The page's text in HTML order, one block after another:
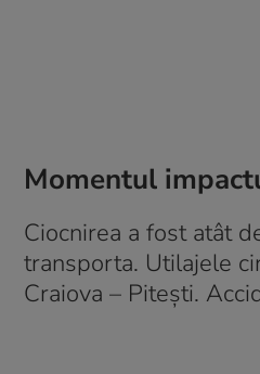
Momentul
Ciocnirea a fost atât
transporta. Utilajele
Craiova – Pitești.